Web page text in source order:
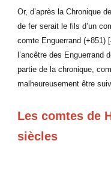
Or, d’après la Chronique
de fer serait le fils d’un
comte Enguerrand (+851)
l’ancêtre des
partie de la chronique,
malheureusement être
Les comtes de
siècles